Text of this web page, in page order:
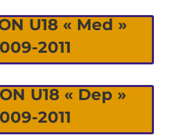
U18 « Med »
2011
U18 « Dep »
2011